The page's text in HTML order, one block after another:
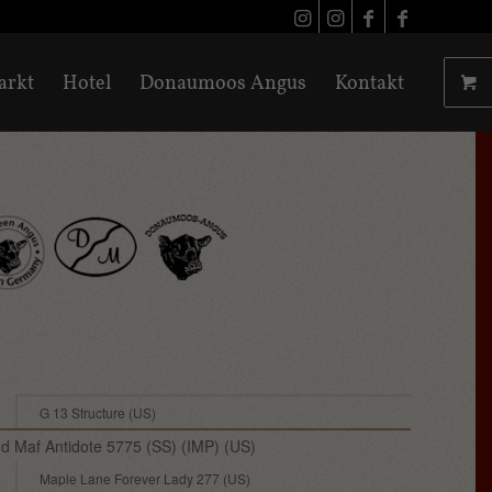
Hotel Donaumoos Angus Kontakt
G 13 Structure (US)
Maf Antidote 5775 (SS) (IMP) (US)
Maple Lane Forever Lady 277 (US)